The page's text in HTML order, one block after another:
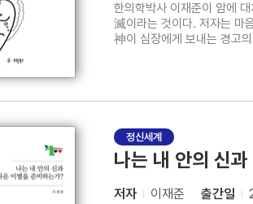
한의학박사 이재준이 암에
滅이라는 것이다. 저자는 마
神이 심장에게 보내는 경고
정신세계
나는 내 안의 신
저자 이재준 출간일